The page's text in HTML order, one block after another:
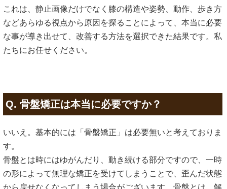
これは、静止画像だけでなく膝の構造や姿勢、動作、歩き方
などあらゆる視点から原因を探ることによって、本当に必要
な事が導き出せて、改善する方法を選択できた結果です。私
たちにお任せください。
Q. 骨盤矯正は本当に必要ですか？
いいえ。基本的には「骨盤矯正」は必要無いと考えておりま
す。
骨盤とは時にはゆがんだり、動き続ける部分ですので、一時
の形によって無理な矯正を受けてしまうことで、歪んだ状態
から戻せなくなってしまう場合がございます。骨盤とは、解